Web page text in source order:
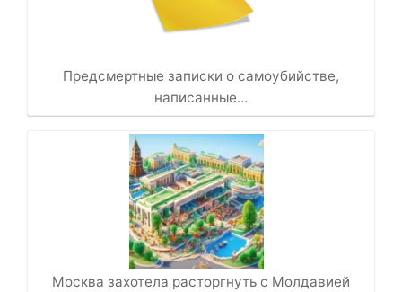
Предсмертные записки о самоубийстве,
написанные…
Москва захотела расторгнуть с Молдавией